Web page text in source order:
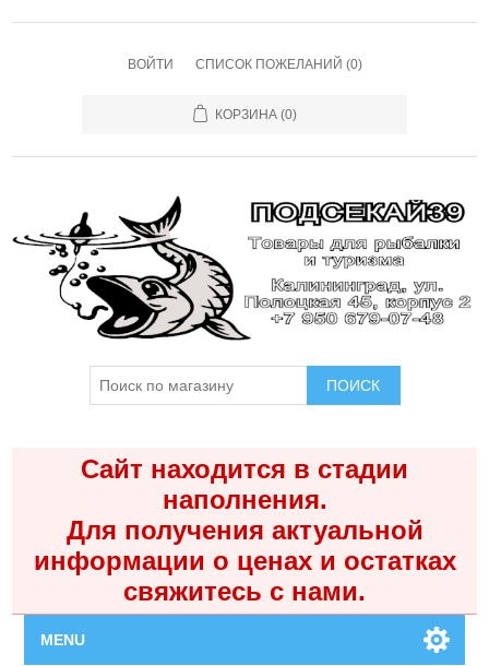
ВОЙТИ СПИСОК ПОЖЕЛАНИЙ (0)
КОРЗИНА (0)
ПОИСК
Сайт находится в стадии
наполнения.
Для получения актуальной
информации о ценах и остатках
свяжитесь с нами.
MENU